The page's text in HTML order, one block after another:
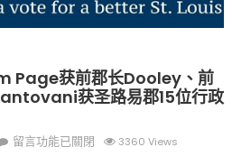
Page获前郡长Dooley、前
获圣路易郡15位行政
在
留言功能已關閉 3360 Views